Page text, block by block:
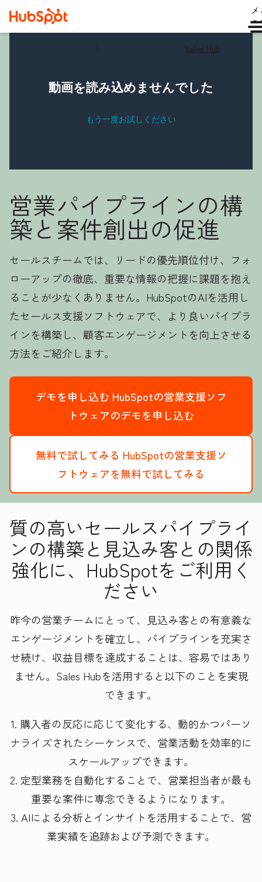
Sales Hub
営業パイプラインの構
築と案件創出の促進
セールスチームでは、リードの優先順位付け、フォ
ローアップの徹底、重要な情報の把握に課題を抱え
ることが少なくありません。HubSpotのAIを活用し
たセールス支援ソフトウェアで、より良いパイプラ
インを構築し、顧客エンゲージメントを向上させる
方法をご紹介します。
デモを申し込む HubSpotの営業支援ソフ
トウェアのデモを申し込む
無料で試してみる HubSpotの営業支援ソ
フトウェアを無料で試してみる
質の高いセールスパイプライ
ンの構築と見込み客との関係
強化に、HubSpotをご利用く
ださい
昨今の営業チームにとって、見込み客との有意義な
エンゲージメントを確立し、パイプラインを充実さ
せ続け、収益目標を達成することは、容易ではあり
ません。Sales Hubを活用すると以下のことを実現
できます。
1. 購入者の反応に応じて変化する、動的かつパーソ
ナライズされたシーケンスで、営業活動を効率的に
スケールアップできます。
2. 定型業務を自動化することで、営業担当者が最も
重要な案件に専念できるようになります。
3. AIによる分析とインサイトを活用することで、営
業実績を追跡および予測できます。